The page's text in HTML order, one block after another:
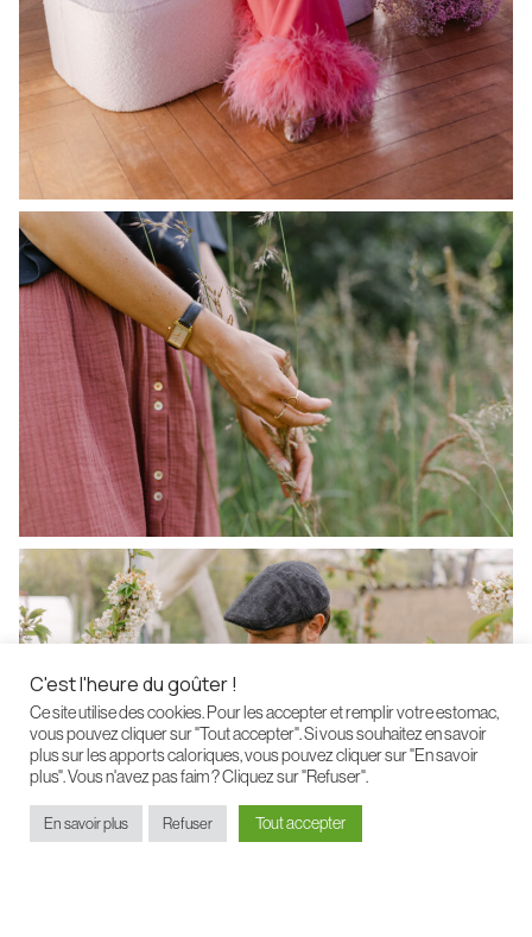
C'est l'heure du goûter !
Ce site utilise des cookies. Pour les accepter et remplir votre estomac,
vous pouvez cliquer sur "Tout accepter". Si vous souhaitez en savoir
plus sur les apports caloriques, vous pouvez cliquer sur "En savoir
plus". Vous n'avez pas faim ? Cliquez sur "Refuser".
En savoir plus Refuser Tout accepter